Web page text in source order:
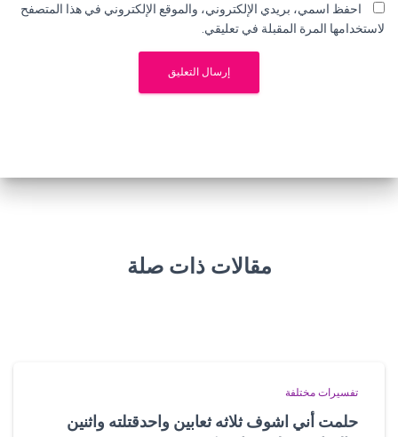
احفظ اسمي، بريدي الإلكتروني، والموقع الإلكتروني في هذا المتصفح
لاستخدامها المرة المقبلة في تعليقي.
مقالات ذات صلة
تفسيرات مختلفة
حلمت أني اشوف ثلاثه ثعابين واحدقتلته واثنين